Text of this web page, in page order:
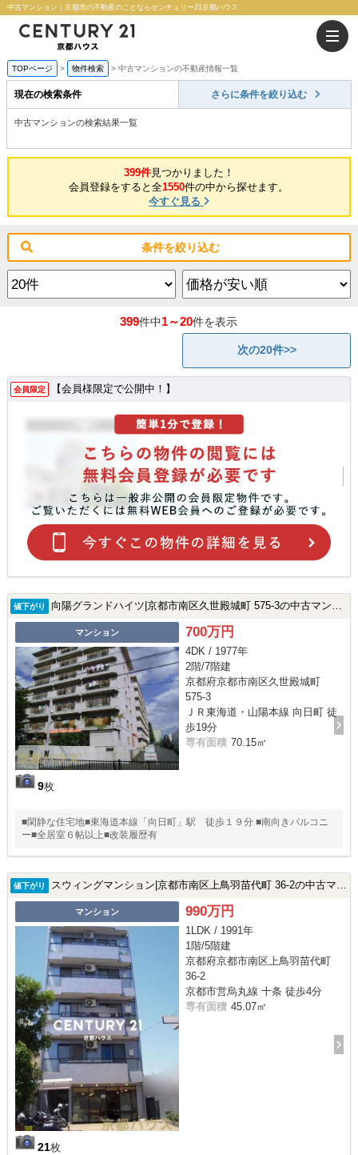
中古マンション｜京都市の不動産のことならセンチュリー21京都ハウス
TOPページ 物件検索 中古マンションの不動産情報一覧
現在の検索条件 さらに条件を絞り込む
中古マンションの検索結果一覧
399件見つかりました！
会員登録をすると全1550件の中から探せます。
今すぐ見る
条件を絞り込む
399件中1～20件を表示
次の20件>>
会員限定 【会員様限定で公開中！】
値下がり 向陽グランドハイツ|京都市南区久世殿城町 575-3の中古マンション
マンション
9枚
700万円
4DK / 1977年
2階/7階建
京都府京都市南区久世殿城町
575-3
ＪＲ東海道・山陽本線 向日町 徒
歩19分
専有面積 70.15㎡
■閑静な住宅地■東海道本線「向日町」駅 徒歩１９分 ■南向きバルコニ
ー■全居室６帖以上■改装履歴有
値下がり スウィングマンション|京都市南区上鳥羽苗代町 36-2の中古マンション
マンション
21枚
990万円
1LDK / 1991年
1階/5階建
京都府京都市南区上鳥羽苗代町
36-2
京都市営烏丸線 十条 徒歩4分
専有面積 45.07㎡